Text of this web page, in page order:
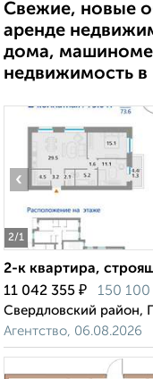
Свежие, новые
аренде
дома,
недвижимость в
2/1
‹
2-к квартира,
11 042 355 ₽ 150 100
Свердловский район,
Агентство, 06.08.2026